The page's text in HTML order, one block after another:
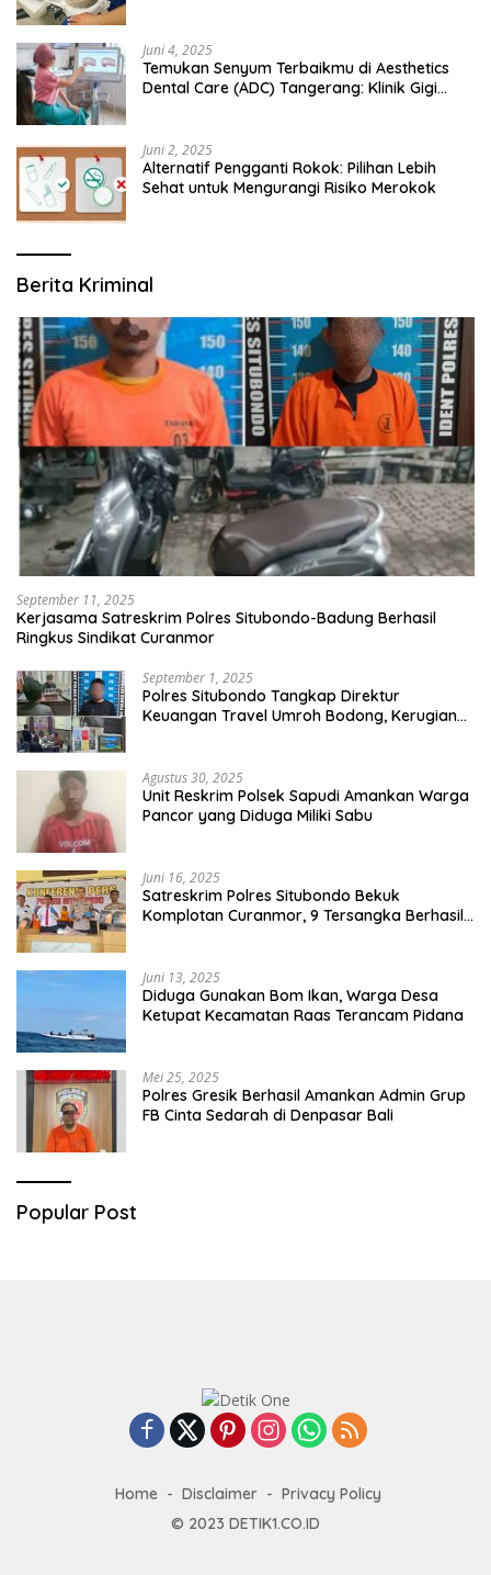
Juni 4, 2025
Temukan Senyum Terbaikmu di Aesthetics
Dental Care (ADC) Tangerang: Klinik Gigi
Juni 2, 2025
Alternatif Pengganti Rokok: Pilihan Lebih
Sehat untuk Mengurangi Risiko Merokok
Berita Kriminal
September 11, 2025
Kerjasama Satreskrim Polres Situbondo-Badung Berhasil
Ringkus Sindikat Curanmor
September 1, 2025
Polres Situbondo Tangkap Direktur
Keuangan Travel Umroh Bodong, Kerugian
Agustus 30, 2025
Unit Reskrim Polsek Sapudi Amankan Warga
Pancor yang Diduga Miliki Sabu
Juni 16, 2025
Satreskrim Polres Situbondo Bekuk
Komplotan Curanmor, 9 Tersangka Berhasil
Juni 13, 2025
Diduga Gunakan Bom Ikan, Warga Desa
Ketupat Kecamatan Raas Terancam Pidana
Mei 25, 2025
Polres Gresik Berhasil Amankan Admin Grup
FB Cinta Sedarah di Denpasar Bali
Popular Post
Home Disclaimer
Privacy Policy
© 2023 DETIK1.CO.ID